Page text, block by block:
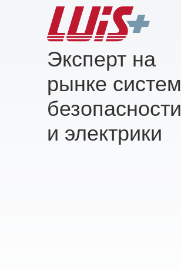
Эксперт на
рынке систем
безопасности
и электрики